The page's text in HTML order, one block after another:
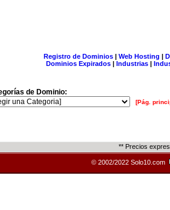
Registro de Dominios| Web Hosting |
Dominios Expirados | Industrias |
de Dominio:
[Pág.
** Precios
© 2002/2022 Solo10.com